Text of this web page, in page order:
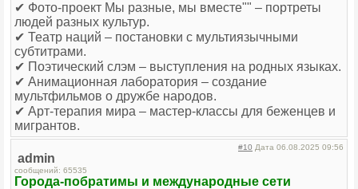
✔ Фото-проект Мы разные, мы вместе"" – портреты
людей разных культур.
✔ Театр наций – постановки с мультиязычными
субтитрами.
✔ Поэтический слэм – выступления на родных языках.
✔ Анимационная лаборатория – создание
мультфильмов о дружбе народов.
✔ Арт-терапия мира – мастер-классы для беженцев и
мигрантов.
#10 Дата 06.08.2025 09:56
admin
сообщений: 65535
Города-побратимы и международные сети